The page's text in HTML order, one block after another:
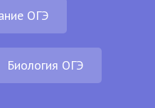
ОГЭ
Биология ОГЭ